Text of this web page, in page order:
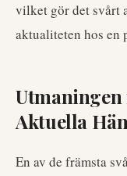
vilket gör det svårt
aktualiteten hos en
Utmaningen
Aktuella
En av de främsta